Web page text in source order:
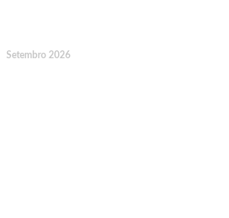
Setembro 2026